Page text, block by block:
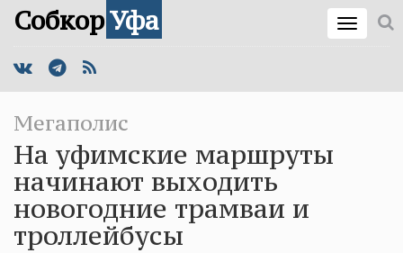
СобкорУфа
Мегаполис
На уфимские маршруты
начинают выходить
новогодние трамваи и
троллейбусы